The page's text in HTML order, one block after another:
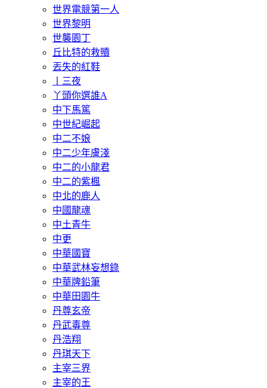
世界電競第一人
世界黎明
世襲園丁
丘比特的救贖
丟失的紅鞋
丨三夜
丫頭你選誰A
中下馬篤
中世紀崛起
中二不娘
中二少年膚淺
中二的小龍君
中二的紫楓
中北的鹿人
中國龍魂
中土青牛
中更
中華國寶
中華武林妄想錄
中華牌鉛筆
中華田園牛
丹尊玄帝
丹武毒尊
丹浩翔
丹琪天下
主宰三界
主宰的王